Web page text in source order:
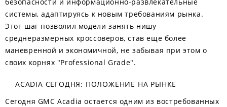
системы, адаптируясь к новым требованиям рынка.
Этот шаг позволил модели занять нишу
среднеразмерных кроссоверов, став еще более
маневренной и экономичной, не забывая при этом о
своих корнях "Professional Grade".
ACADIA СЕГОДНЯ: ПОЛОЖЕНИЕ НА РЫНКЕ
Сегодня GMC Acadia остается одним из востребованных